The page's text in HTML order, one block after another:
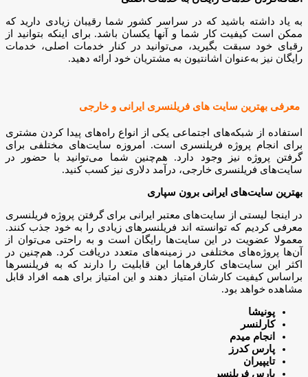
به یاد داشته باشید که در سراسر کشور شما رقیبان زیادی دارید که
ممکن است کیفیت کار شما و آنها یکسان باشد. برای اینکه بتوانید از
رقبای خود سبقت بگیرید، می‌توانید در کنار خدمات اصلی، خدمات
رایگان نیز به‌عنوان اشانتیون به مشتریان خود ارائه دهید.
معرفی بهترین سایت های فریلنسری ایرانی و خارجی
استفاده از شبکه‌های اجتماعی یکی از انواع راه‌های پیدا کردن مشتری
برای انجام پروژه فریلنسری است. امروزه سایت‌های مختلفی برای
گرفتن پروژه نیز وجود دارد. هم‌چنین شما می‌توانید با حضور در
سایت‌های فریلنسری خارجی، درآمد دلاری نیز کسب کنید.
بهترین سایت‌های ایرانی برون سپاری
در اینجا لیستی از سایت‌های معتبر ایرانی برای گرفتن پروژه فریلنسری
معرفی کردیم که توانسته اند فریلنسرهای زیادی را به خود جذب کنند.
معمولا عضویت در این سایت‌ها رایگان است و به راحتی می‌توان از
آن‌ها پروژه‌های مختلفی در زمینه‌های متعدد دریافت کرد. هم‌چنین در
اکثر این سایت‌های کارفرهاما این قابلیت را دارند که به فریلنسرها
براساس کیفیت کارشان امتیاز دهند و این امتیاز برای همه افراد قابل
مشاهده خواهد بود.
پونیشا
کارلنسر
انجام میدم
پارس کدرز
تایپیران
پارس فریلنسر